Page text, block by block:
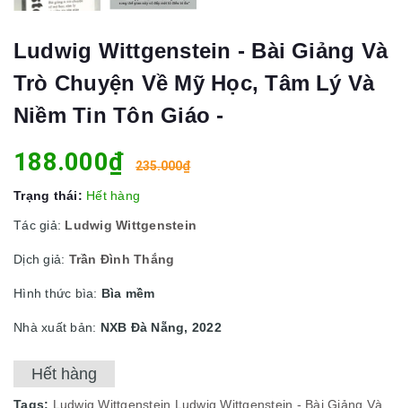
Ludwig Wittgenstein - Bài Giảng Và
Trò Chuyện Về Mỹ Học, Tâm Lý Và
Niềm Tin Tôn Giáo -
188.000₫ 235.000₫
Trạng thái: Hết hàng
Tác giả: Ludwig Wittgenstein
Dịch giả: Trần Đình Thắng
Hình thức bìa: Bìa mềm
Nhà xuất bản: NXB Đà Nẵng, 2022
Hết hàng
Tags: Ludwig Wittgenstein Ludwig Wittgenstein - Bài Giảng Và